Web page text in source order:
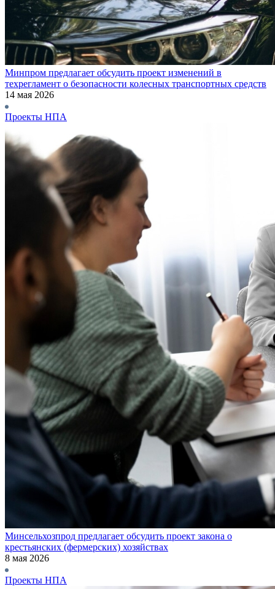
Минпром предлагает обсудить проект изменений в
техрегламент о безопасности колесных транспортных средств
14 мая 2026
Проекты НПА
Минсельхозпрод предлагает обсудить проект закона о
крестьянских (фермерских) хозяйствах
8 мая 2026
Проекты НПА